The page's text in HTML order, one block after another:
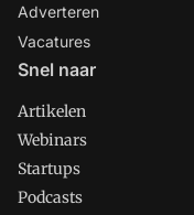
Adverteren
Vacatures
Snel naar
Artikelen
Webinars
Startups
Podcasts